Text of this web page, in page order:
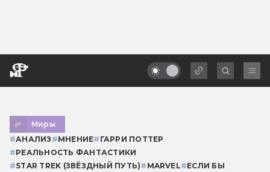
Миры
#АНАЛИЗ #МНЕНИЕ# ГАРРИ ПОТТЕР
#РЕАЛЬНОСТЬ ФАНТАСТИКИ
#STAR TREK (ЗВЁЗДНЫЙ ПУТЬ)# MARVEL#ЕСЛИ БЫ